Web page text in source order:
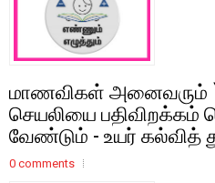
மாணவிகள் அனைவரும்
செயலியை
வேண்டும் - உயர்
0 comments